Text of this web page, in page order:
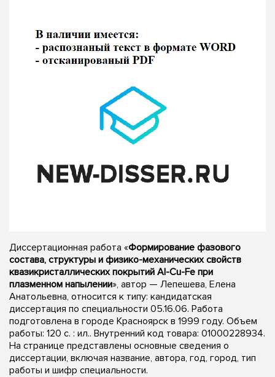
Диссертационная работа «Формирование фазового
состава, структуры и физико-механических свойств
квазикристаллических покрытий Al-Cu-Fe при
плазменном напылении», автор — Лепешева, Елена
Анатольевна, относится к типу: кандидатская
диссертация по специальности 05.16.06. Работа
подготовлена в городе Красноярск в 1999 году. Объем
работы: 120 с. : ил.. Внутренний код товара: 01000228934.
На странице представлены основные сведения о
диссертации, включая название, автора, год, город, тип
работы и шифр специальности.